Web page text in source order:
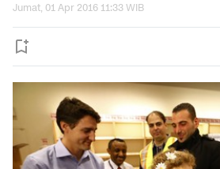
Jumat, 01 Apr 2016 11:33 WIB